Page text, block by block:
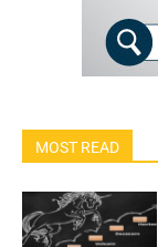
MOST READ